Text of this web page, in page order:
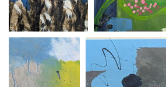
Licht
(heimleuchten)
60x70
Garten,
Dämmerung
50x60